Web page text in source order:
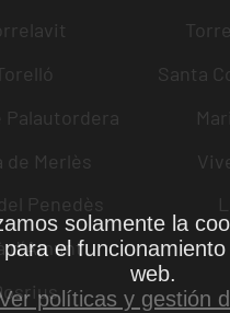
Santa
Palautordera
de Merlès
Penedès
d´Amunt
solamente la
para el
web.
políticas y gestión